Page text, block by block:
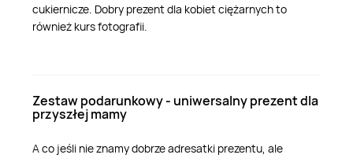
cukiernicze. Dobry prezent dla kobiet ciężarnych to
również kurs fotografii.
Zestaw podarunkowy - uniwersalny prezent dla
przyszłej mamy
A co jeśli nie znamy dobrze adresatki prezentu, ale